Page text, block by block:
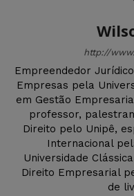
http://
Empreendedor
Empresas pela
em Gestão
professor,
Direito pelo Unipê,
Internacional
Universidade
Direito Empresarial
de